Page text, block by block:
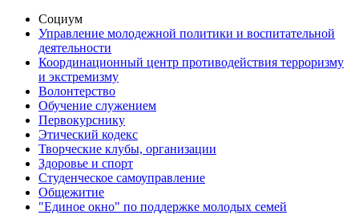
Социум
Управление молодежной политики и воспитательной
деятельности
Координационный центр противодействия терроризму
и экстремизму
Волонтерство
Обучение служением
Первокурснику
Этический кодекс
Творческие клубы, организации
Здоровье и спорт
Студенческое самоуправление
Общежитие
"Единое окно" по поддержке молодых семей